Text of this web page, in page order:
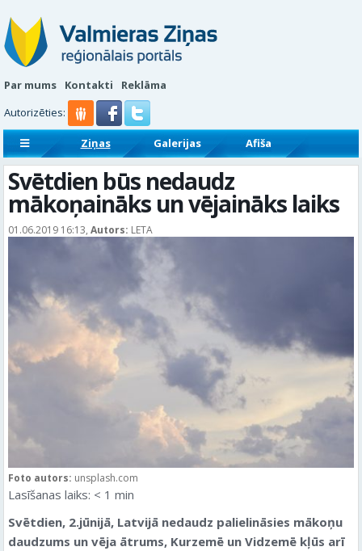
Par mums Kontakti
Reklāma
Autorizēties:
Ziņas Galerijas
Afiša
Sludinājumi
Reklāmraksti
Svētdien būs nedaudz
mākoņaināks un vējaināks laiks
01.06.2019 16:13, Autors: LETA
Foto autors: unsplash.com
Lasīšanas laiks: < 1 min
Svētdien, 2.jūnijā, Latvijā nedaudz palielināsies mākoņu
daudzums un vēja ātrums, Kurzemē un Vidzemē kļūs arī